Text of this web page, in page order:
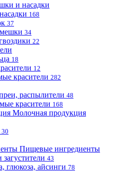
и насадки
168
37
34
22
18
12
красители 282
распылители 48
красители 168
Молочная продукция
30
Пищевые ингредиенты
43
глюкоза, айсинги 78